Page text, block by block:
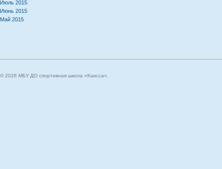
Июль 2015
Июнь 2015
Май 2015
© 2026 МБУ ДО спортивная школа «Каисса».